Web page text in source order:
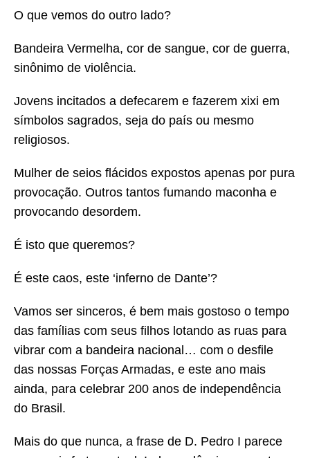
O que vemos do outro lado?
Bandeira Vermelha, cor de sangue, cor de guerra,
sinônimo de violência.
Jovens incitados a defecarem e fazerem xixi em
símbolos sagrados, seja do país ou mesmo
religiosos.
Mulher de seios flácidos expostos apenas por pura
provocação. Outros tantos fumando maconha e
provocando desordem.
É isto que queremos?
É este caos, este ‘inferno de Dante’?
Vamos ser sinceros, é bem mais gostoso o tempo
das famílias com seus filhos lotando as ruas para
vibrar com a bandeira nacional… com o desfile
das nossas Forças Armadas, e este ano mais
ainda, para celebrar 200 anos de independência
do Brasil.
Mais do que nunca, a frase de D. Pedro I parece